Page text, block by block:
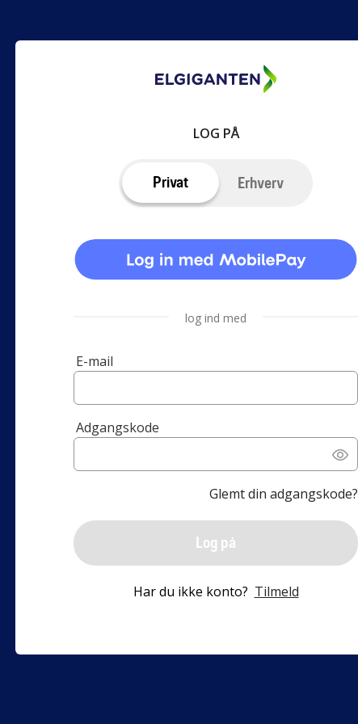
LOG PÅ
Privat Erhverv
log ind med
E-mail
Adgangskode
Glemt din adgangskode?
Log på
Har du ikke konto? Tilmeld